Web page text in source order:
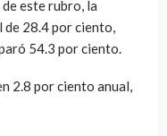
este rubro, la
de 28.4 por ciento,
54.3 por ciento.
2.8 por ciento anual,